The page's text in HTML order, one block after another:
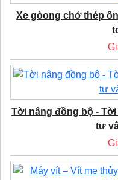
Xe gòong chở thép
Tời nâng đồng bộ -
tư